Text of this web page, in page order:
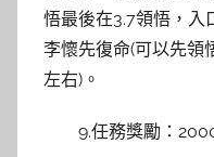
悟最後在3.7領悟，入
李懷先復命(可以先領
左右)。
9.任務獎勵：